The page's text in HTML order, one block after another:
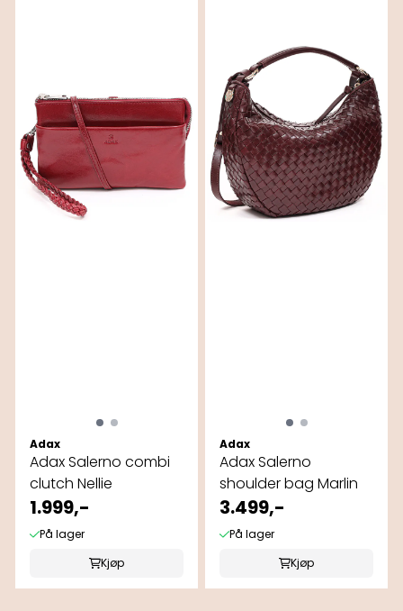
Adax
Adax Salerno combi
clutch Nellie
1.999,-
På lager
Kjøp
Adax
Adax Salerno
shoulder bag Marlin
3.499,-
På lager
Kjøp